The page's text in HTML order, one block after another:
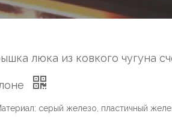
люка из ковкого чугуна
серый железо, пластичный